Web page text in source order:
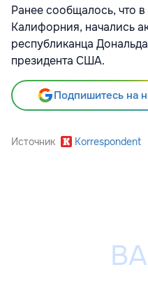
Ранее сообщалось, что
Калифорния, начались
республиканца
президента США.
Подпишитесь на
Источник Korrespondent